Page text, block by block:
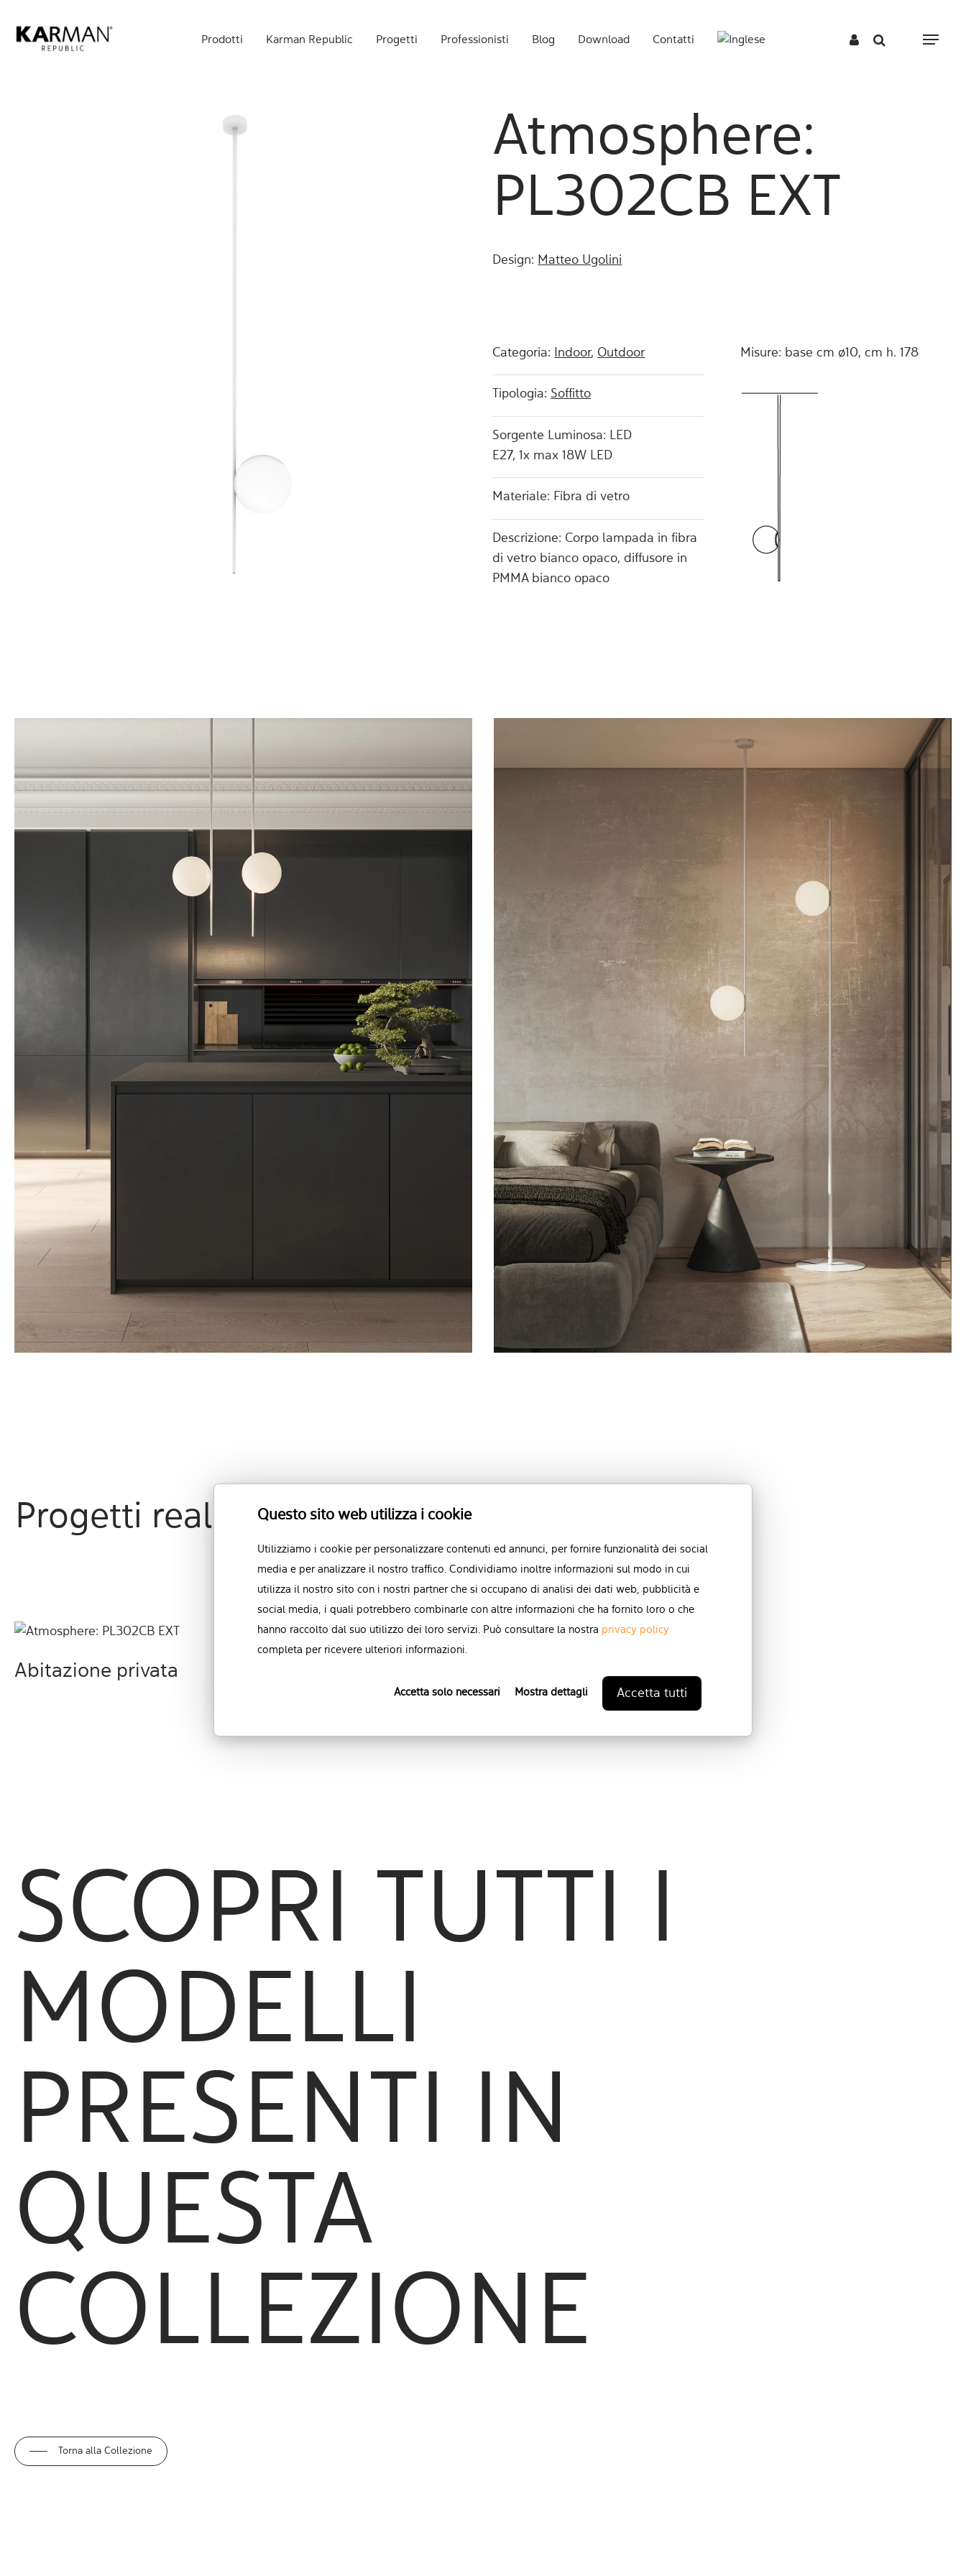
Questo sito web utilizza i cookie
Utilizziamo i cookie per personalizzare contenuti ed annunci, per fornire funzionalità dei social
media e per analizzare il nostro traffico. Condividiamo inoltre informazioni sul modo in cui
utilizza il nostro sito con i nostri partner che si occupano di analisi dei dati web, pubblicità e
social media, i quali potrebbero combinarle con altre informazioni che ha fornito loro o che
hanno raccolto dal suo utilizzo dei loro servizi. Può consultare la nostra privacy policy
completa per ricevere ulteriori informazioni.
Accetta solo necessari Mostra dettagli Accetta tutti
Prodotti Karman Republic Progetti Professionisti Blog Download Contatti Menu
Atmosphere:
PL302CB EXT
Design: Matteo Ugolini
Categoria: Indoor, Outdoor
Tipologia:Soffitto
Sorgente Luminosa: LED
E27, 1x max 18W LED
Materiale: Fibra di vetro
Descrizione: Corpo lampada in fibra
di vetro bianco opaco, diffusore in
PMMA bianco opaco
Misure: base cm ø10, cm h. 178
Progetti realizzati con Atmosphere
Abitazione privata
SCOPRI TUTTI I
MODELLI
PRESENTI IN
QUESTA
COLLEZIONE
Torna alla Collezione